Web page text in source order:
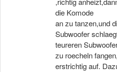
die Komode
an zu tanzen,und
Subwoofer
teureren
zu roecheln
erstrichtig auf.